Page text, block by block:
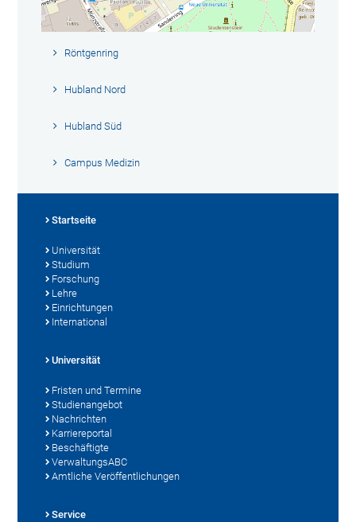
Röntgenring
Hubland Nord
Hubland Süd
Campus Medizin
Startseite
Universität
Studium
Forschung
Lehre
Einrichtungen
International
Universität
Fristen und Termine
Studienangebot
Nachrichten
Karriereportal
Beschäftigte
VerwaltungsABC
Amtliche Veröffentlichungen
Service